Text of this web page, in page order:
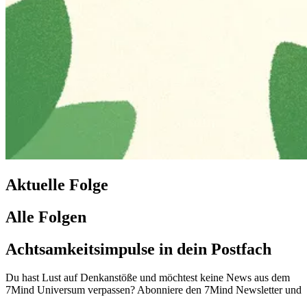
Aktuelle Folge
Alle Folgen
Achtsamkeitsimpulse in dein Postfach
Du hast Lust auf Denkanstöße und möchtest keine News aus dem
7Mind Universum verpassen? Abon­niere den 7Mind News­let­ter und